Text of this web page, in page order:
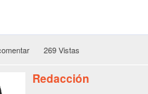
269 Vistas
Redacción